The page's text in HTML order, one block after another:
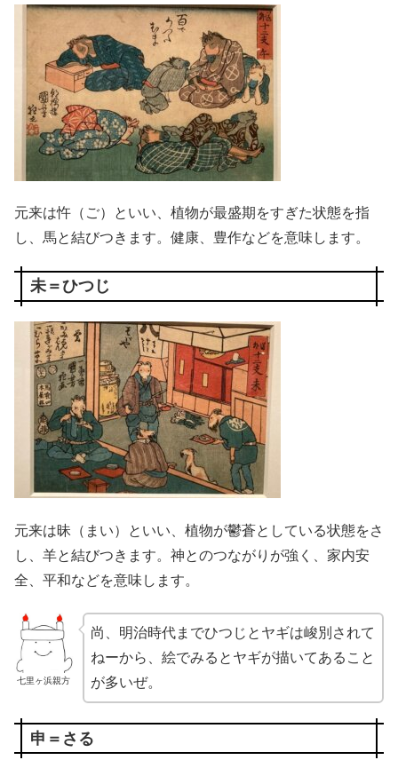
元来は忤（ご）といい、植物が最盛期をすぎた状態を指
し、馬と結びつきます。健康、豊作などを意味します。
未＝ひつじ
元来は昧（まい）といい、植物が鬱蒼としている状態をさ
し、羊と結びつきます。神とのつながりが強く、家内安
全、平和などを意味します。
七里ヶ浜親方
尚、明治時代までひつじとヤギは峻別されて
ねーから、絵でみるとヤギが描いてあること
が多いぜ。
申＝さる